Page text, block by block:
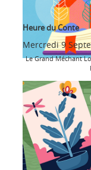
Heure du Conte
Mercredi 9
Le Grand Méchant